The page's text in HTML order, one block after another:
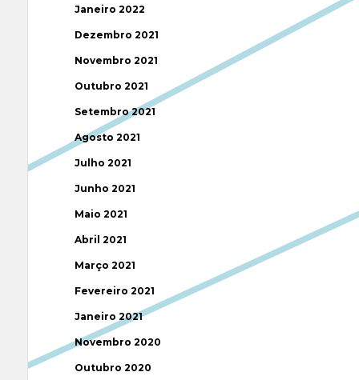
Janeiro 2022
Dezembro 2021
Novembro 2021
Outubro 2021
Setembro 2021
Agosto 2021
Julho 2021
Junho 2021
Maio 2021
Abril 2021
Março 2021
Fevereiro 2021
Janeiro 2021
Novembro 2020
Outubro 2020